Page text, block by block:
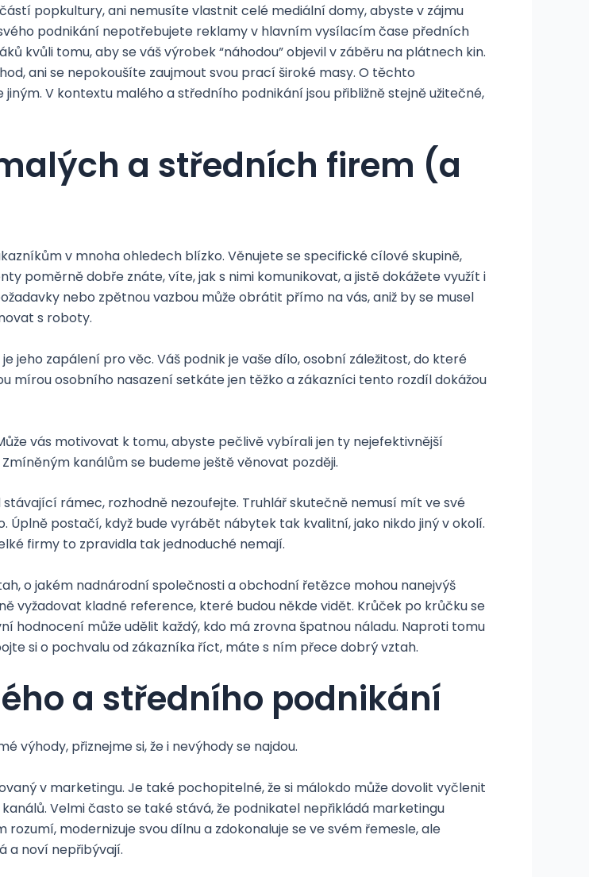
popkultury, ani nemusíte vlastnit celé mediální domy, abyste v zájmu
podnikání nepotřebujete reklamy v hlavním vysílacím čase předních
kvůli tomu, aby se váš výrobek “náhodou” objevil v záběru na plátnech kin.
ani se nepokoušíte zaujmout svou prací široké masy. O těchto
V kontextu malého a středního podnikání jsou přibližně stejně užitečné,
a středních firem (a
v mnoha ohledech blízko. Věnujete se specifické cílové skupině,
poměrně dobře znáte, víte, jak s nimi komunikovat, a jistě dokážete využít i
nebo zpětnou vazbou může obrátit přímo na vás, aniž by se musel
s roboty.
jeho zapálení pro věc. Váš podnik je vaše dílo, osobní záležitost, do které
mírou osobního nasazení setkáte jen těžko a zákazníci tento rozdíl dokážou
vás motivovat k tomu, abyste pečlivě vybírali jen ty nejefektivnější
kanálům se budeme ještě věnovat později.
rámec, rozhodně nezoufejte. Truhlář skutečně nemusí mít ve své
postačí, když bude vyrábět nábytek tak kvalitní, jako nikdo jiný v okolí.
firmy to zpravidla tak jednoduché nemají.
o jakém nadnárodní společnosti a obchodní řetězce mohou nanejvýš
vyžadovat kladné reference, které budou někde vidět. Krůček po krůčku se
hodnocení může udělit každý, kdo má zrovna špatnou náladu. Naproti tomu
si o pochvalu od zákazníka říct, máte s ním přece dobrý vztah.
a středního podnikání
výhody, přiznejme si, že i nevýhody se najdou.
v marketingu. Je také pochopitelné, že si málokdo může dovolit vyčlenit
Velmi často se také stává, že podnikatel nepřikládá marketingu
modernizuje svou dílnu a zdokonaluje se ve svém řemesle, ale
a noví nepřibývají.